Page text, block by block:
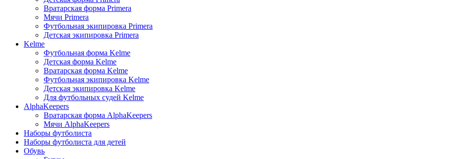
Вратарская форма Primera
Мячи Primera
Футбольная экипировка Primera
Детская экипировка Primera
Kelme
Футбольная форма Kelme
Детская форма Kelme
Вратарская форма Kelme
Футбольная экипировка Kelme
Детская экипировка Kelme
Для футбольных судей Kelme
AlphaKeepers
Вратарская форма AlphaKeepers
Мячи AlphaKeepers
Наборы футболиста
Наборы футболиста для детей
Обувь